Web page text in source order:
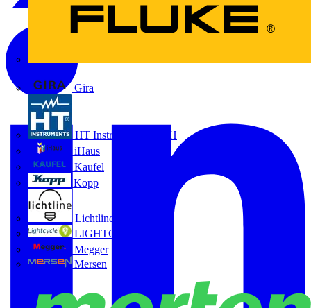
Gira
HT Instruments GmbH
iHaus
Kaufel
Kopp
Lichtline
LIGHTCYCLE
Megger
Mersen